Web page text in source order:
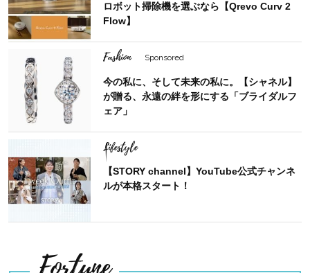
ロボット掃除機を選ぶなら【Qrevo Curv 2
Flow】
Fashion Sponsored
今の私に、そして未来の私に。【シャネル】
が贈る、永遠の絆を形にする「ブライダルフ
ェア」
Lifestyle
【STORY channel】YouTube公式チャンネ
ルが本格スタート！